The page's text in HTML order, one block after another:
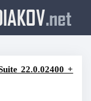
.net
22.0.02400 +